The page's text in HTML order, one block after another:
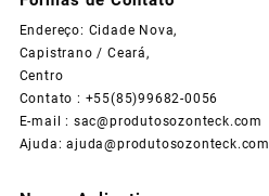
Endereço: Cidade Nova,
Capistrano / Ceará,
Centro
Contato : +55(85)99682-0056
E-mail : sac@produtosozonteck.com
Ajuda:ajuda@produtosozonteck.com